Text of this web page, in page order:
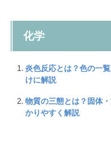
化学
炎色反応とは？色の一
けに解説
物質の三態とは？固体
かりやすく解説